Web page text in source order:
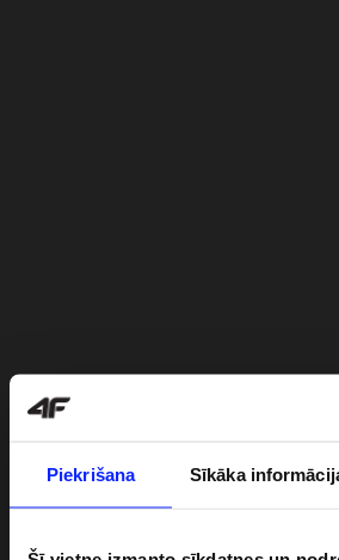
Piekrišana Sīkāka